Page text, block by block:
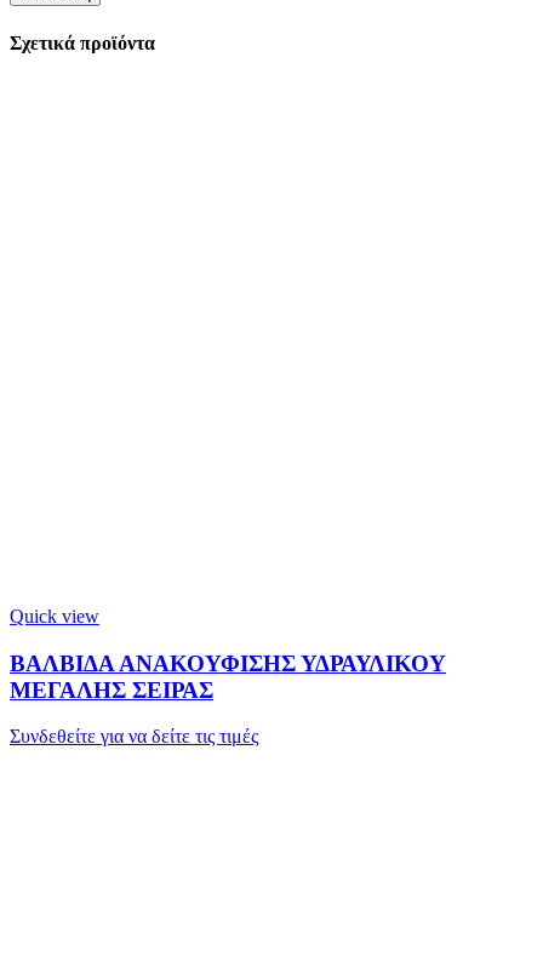
Σχετικά προϊόντα
Quick view
ΒΑΛΒΙΔΑ ΑΝΑΚΟΥΦΙΣΗΣ ΥΔΡΑΥΛΙΚΟΥ
ΜΕΓΑΛΗΣ ΣΕΙΡΑΣ
Συνδεθείτε για να δείτε τις τιμές